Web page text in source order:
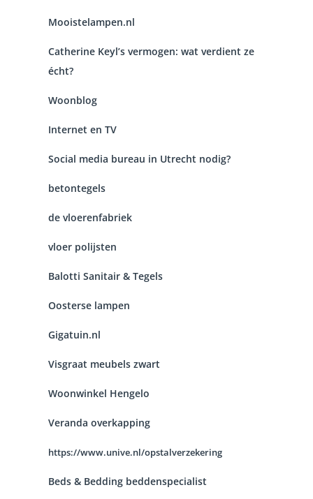
Mooistelampen.nl
Catherine Keyl’s vermogen: wat verdient ze
écht?
Woonblog
Internet en TV
Social media bureau in Utrecht nodig?
betontegels
de vloerenfabriek
vloer polijsten
Balotti Sanitair & Tegels
Oosterse lampen
Gigatuin.nl
Visgraat meubels zwart
Woonwinkel Hengelo
Veranda overkapping
https://www.unive.nl/opstalverzekering
Beds & Bedding beddenspecialist